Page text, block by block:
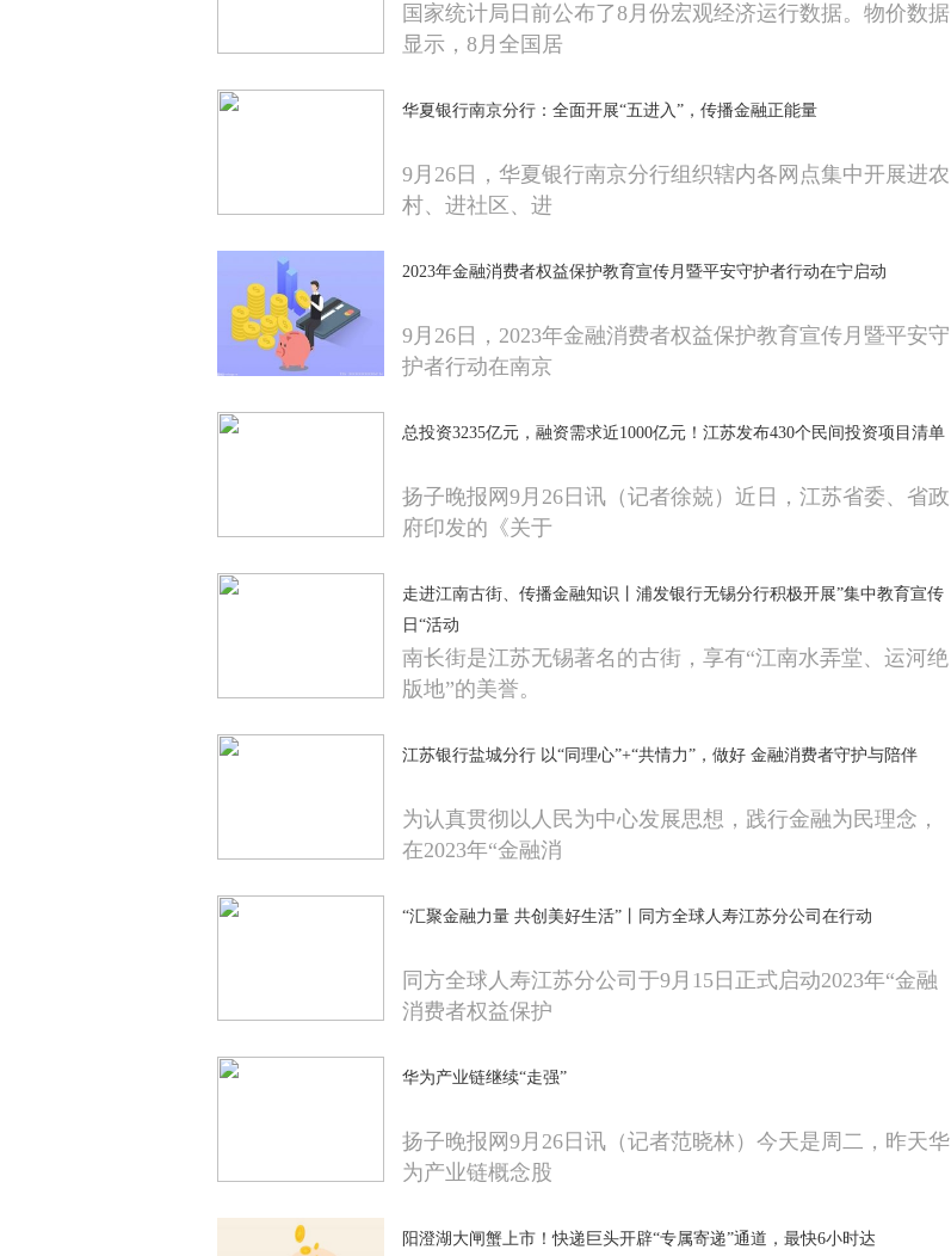
国家统计局日前公布了8月份宏观经济运行数据。物价数据
显示，8月全国居
华夏银行南京分行：全面开展“五进入”，传播金融正能量
9月26日，华夏银行南京分行组织辖内各网点集中开展进农
村、进社区、进
2023年金融消费者权益保护教育宣传月暨平安守护者行动在宁启动
9月26日，2023年金融消费者权益保护教育宣传月暨平安守
护者行动在南京
总投资3235亿元，融资需求近1000亿元！江苏发布430个民间投资项目清单
扬子晚报网9月26日讯（记者徐兢）近日，江苏省委、省政
府印发的《关于
走进江南古街、传播金融知识丨浦发银行无锡分行积极开展”集中教育宣传
日“活动
南长街是江苏无锡著名的古街，享有“江南水弄堂、运河绝
版地”的美誉。
江苏银行盐城分行 以“同理心”+“共情力”，做好 金融消费者守护与陪伴
为认真贯彻以人民为中心发展思想，践行金融为民理念，
在2023年“金融消
“汇聚金融力量 共创美好生活”丨同方全球人寿江苏分公司在行动
同方全球人寿江苏分公司于9月15日正式启动2023年“金融
消费者权益保护
华为产业链继续“走强”
扬子晚报网9月26日讯（记者范晓林）今天是周二，昨天华
为产业链概念股
阳澄湖大闸蟹上市！快递巨头开辟“专属寄递”通道，最快6小时达